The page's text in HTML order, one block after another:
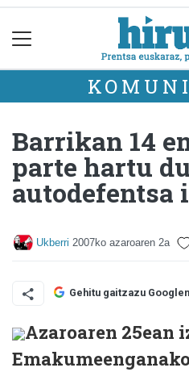
Barrikan 14
parte hartu
autodefentsa
Ukberri 2007ko azaroaren 2a
Gehitu gaitzazu Googlen
Azaroaren 25ean